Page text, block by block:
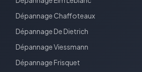
Dépannage Chaffoteaux
DépannageDe Dietrich
DépannageViessmann
DépannageFrisquet